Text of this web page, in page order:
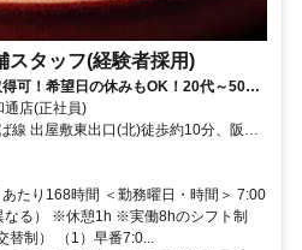
スタッフ(経験者採用)
可！希望日の休みもOK！20代～50代
イク通勤OK！
店(正社員)
線 出屋敷東出口(北)徒歩約10分、阪神
線〕西口徒歩約14分、阪神本線/山陽電
口徒歩約20分
たり168時間 ＜勤務曜日・時間＞ 7:00
なる） ※休憩1h ※実働8hのシフト制
替制） （1）早番7:0...